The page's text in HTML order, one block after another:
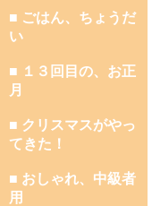
■ ごはん、ちょうだ
い
■ １３回目の、お正
月
■ クリスマスがやっ
てきた！
■ おしゃれ、中級者
用